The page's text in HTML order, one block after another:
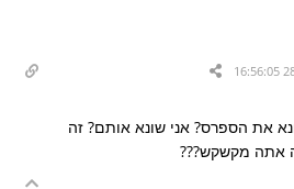
את הספרס? אני שונא אותם? זה
אתה מקשקש???